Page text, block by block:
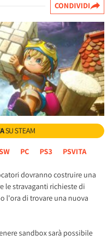
CONDIVIDI
SU STEAM
PC PS3 PSVITA
dovranno costruire una
le stravaganti richieste di
l'ora di trovare una nuova
sandbox sarà possibile